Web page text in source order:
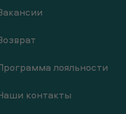
лояльности
контакты